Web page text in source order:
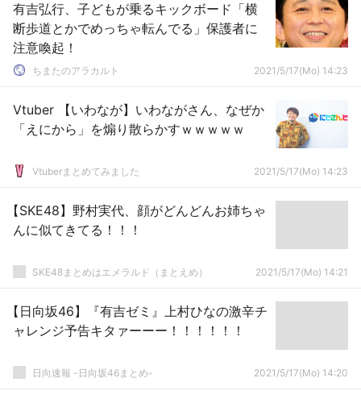
有吉弘行、子どもが乗るキックボード「横
断歩道とかでめっちゃ転んでる」保護者に
注意喚起！
ちまたのアラカルト 2021/5/17(Mo) 14:23
Vtuber 【いわなが】いわながさん、なぜか
「えにから」を煽り散らかすｗｗｗｗｗ
Vtuberまとめてみました 2021/5/17(Mo) 14:23
【SKE48】野村実代、顔がどんどんお姉ちゃ
んに似てきてる！！！
SKE48まとめはエメラルド（まとえめ） 2021/5/17(Mo) 14:21
【日向坂46】『有吉ゼミ』上村ひなの激辛チ
ャレンジ予告キタァーーー！！！！！！
日向速報 -日向坂46まとめ- 2021/5/17(Mo) 14:20